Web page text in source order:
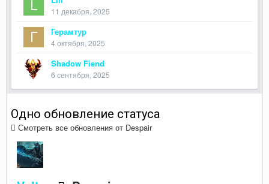
11 декабря, 2025
Герамтур
4 октября, 2025
Shadow Fiend
6 сентября, 2025
Одно обновление статуса
Смотреть все обновления от Despair